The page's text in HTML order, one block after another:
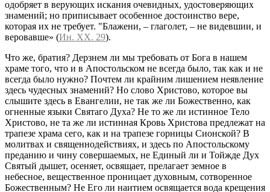
одобряет в верующих искания очевидных, удостоверяющих
знамений; но приписывает особенное достоинство вере,
которая их не требует. "Блажени, – глаголет, – не видевшии, и
веровавше» (Ин. XX. 29).
Что же, братия? Дерзнем ли мы требовать от Бога в нашем
храме того, что и в Апостольском не всегда было, так как и не
всегда было нужно? Почтем ли крайним лишением неявление
здесь чудесных знамений? Но слово Христово, которое вы
слышите здесь в Евангелии, не так же ли Божественно, как
огненные языки Святаго Духа? Не то же ли истинное Тело
Христово, не та же ли истинная Кровь Христова предлежат на
трапезе храма сего, как и на трапезе горницы Сионской? В
молитвах и священнодействиях, и здесь по Апостольскому
преданию и чину совершаемых, не Единый ли и Тойжде Дух
Святый дышет, осеняет, освящает, прелагает земное в
небесное, вещественное проницает духовным, сотворенное
Божественным? Не Его ли наитием освящается вода крещения